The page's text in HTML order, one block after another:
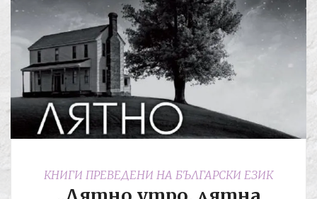
КНИГИ ПРЕВЕДЕНИ НА БЪЛГАРСКИ ЕЗИК